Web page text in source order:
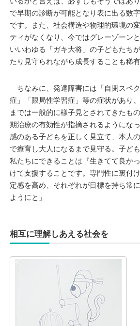
で早期の診断が可能となり表に出る数
です。また、社会構造や物理的環境の
ティがなくなり、今ではグレーゾーン
いいわゆる「ガキ大将」の子どもたち
たり見守られながら成長することも稀
ちなみに、発達障害には「自閉スペ
症」「限局性学習症」等の症状があり
までは一般的に様子見とされてきたも
期治療の有効性が指摘されるようにな
感のある子どもを正しく見立て、本人
で療育し大人になるまで見守る。子ど
私たちにできることは『生きてて良か
けて支援することです。専門性に裏付
定感を高め、それぞれが目標を持ち常
ようにと」
相互に理解しあえる社会を